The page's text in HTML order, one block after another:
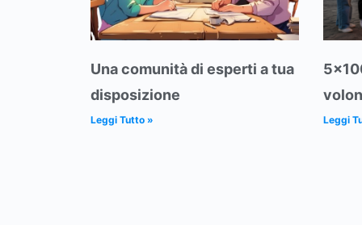
Una comunità di esperti a tua
disposizione
Leggi Tutto » Leggi